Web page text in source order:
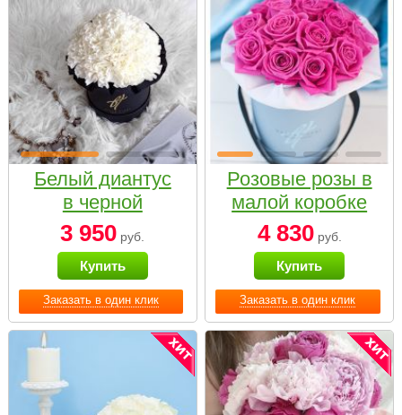
Заказать в один клик
Белый диантус
в черной
коробке Small
3 950 руб.
Купить
Заказать в один клик
Розовые розы в
малой коробке
4 830руб.
Купить